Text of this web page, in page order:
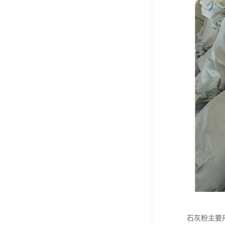
石灰粉主要